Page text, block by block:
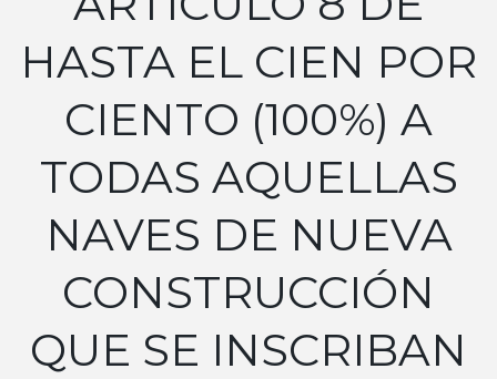
HASTA EL CIEN POR
CIENTO (100%) A
TODAS AQUELLAS
NAVES DE NUEVA
CONSTRUCCIÓN
QUE SE INSCRIBAN